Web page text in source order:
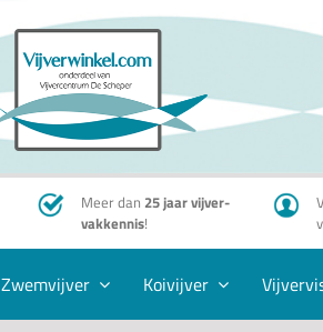
Meer dan 25 jaar vijver-
vakkennis!
Zwemvijver Koivijver